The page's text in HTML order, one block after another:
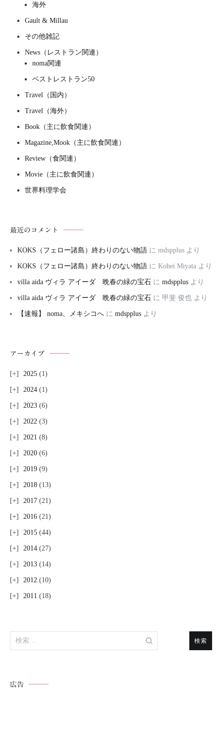
海外
Gault & Millau
その他雑記
News（レストラン関連）
noma関連
ベストレストラン50
Travel（国内）
Travel（海外）
Book（主に飲食関連）
Magazine,Mook（主に飲食関連）
Review（食関連）
Movie（主に飲食関連）
世界料理学会
最近のコメント
KOKS（フェロー諸島）終わりのない物語 に mdspplus より
KOKS（フェロー諸島）終わりのない物語 に Kohei Miyata より
villa aida ヴィラ アイーダ 晩春の緑の宝石 に mdspplus より
villa aida ヴィラ アイーダ 晩春の緑の宝石 に 甲斐 俊也 より
【速報】 noma、メキシコへ に mdspplus より
アーカイブ
2025 (1)
2024 (1)
2023 (6)
2022 (3)
2021 (8)
2020 (6)
2019 (9)
2018 (13)
2017 (21)
2016 (21)
2015 (44)
2014 (27)
2013 (14)
2012 (10)
2011 (18)
検
索:
広告